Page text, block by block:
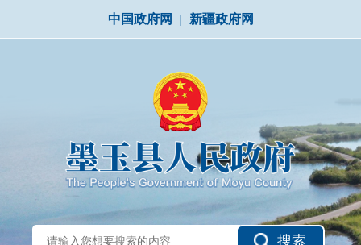
中国政府网 | 新疆政府网
搜索